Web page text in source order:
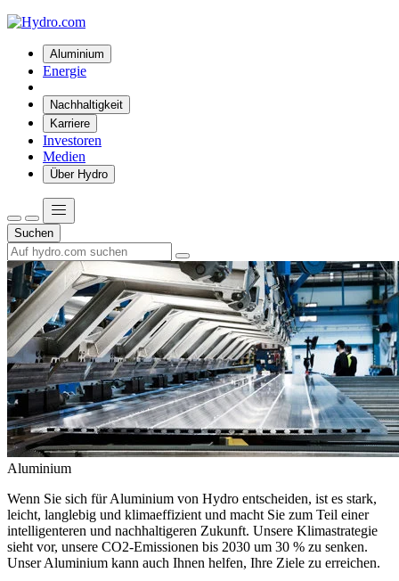
Aluminium
Energie
Nachhaltigkeit
Karriere
Investoren
Medien
Über Hydro
Suchen
Aluminium
Wenn Sie sich für Aluminium von Hydro entscheiden, ist es stark,
leicht, langlebig und klimaeffizient und macht Sie zum Teil einer
intelligenteren und nachhaltigeren Zukunft. Unsere Klimastrategie
sieht vor, unsere CO2-Emissionen bis 2030 um 30 % zu senken.
Unser Aluminium kann auch Ihnen helfen, Ihre Ziele zu erreichen.